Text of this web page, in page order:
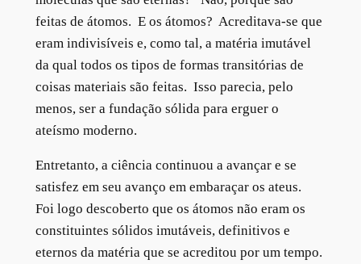
feitas de átomos. E os átomos? Acreditava-se que
eram indivisíveis e, como tal, a matéria imutável
da qual todos os tipos de formas transitórias de
coisas materiais são feitas. Isso parecia, pelo
menos, ser a fundação sólida para erguer o
ateísmo moderno.
Entretanto, a ciência continuou a avançar e se
satisfez em seu avanço em embaraçar os ateus.
Foi logo descoberto que os átomos não eram os
constituintes sólidos imutáveis, definitivos e
eternos da matéria que se acreditou por um tempo.